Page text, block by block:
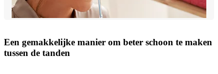
Een gemakkelijke manier om beter schoon te maken
tussen de tanden